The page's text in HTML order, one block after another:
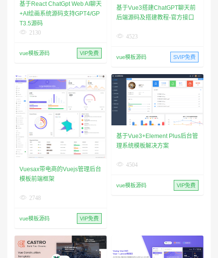
基于React ChatGpt Web AI聊天
+AI绘画系统源码支持GPT4/GP
T3.5源码
2130
vue模板源码 VIP免费
基于Vue3搭建ChatGPT聊天前
后端源码及搭建教程-官方接口
4523
vue模板源码 SVIP免费
Vuesax带电商的Vuejs管理后台
模板前端框架
2748
vue模板源码 VIP免费
基于Vue3+Element Plus后台管
理系统模板解决方案
4504
vue模板源码 VIP免费